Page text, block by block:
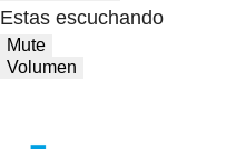
Estas escuchando
Mute
Volumen